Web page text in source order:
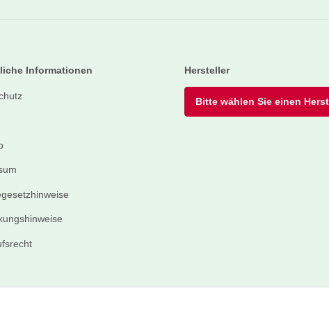
Informationen Hersteller
Bitte wählen Sie einen